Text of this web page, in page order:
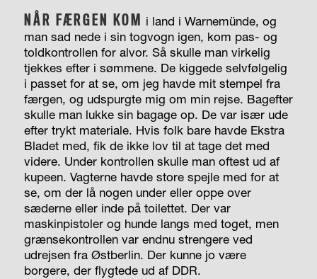
NÅR FÆRGEN KOM i land i Warne­münde, og
man sad nede i sin togvogn igen, kom pas- og
toldkontrollen for alvor. Så skulle man virkelig
tjekkes efter i sømmene. De kiggede selvfølgelig
i passet for at se, om jeg havde mit stempel fra
færgen, og udspurgte mig om min rejse. Bagefter
skulle man lukke sin bagage op. De var især ude
efter trykt materiale. Hvis folk bare havde Ekstra
Bladet med, fik de ikke lov til at tage det med
videre. Under kontrollen skulle man oftest ud af
kupeen. Vagterne havde store spejle med for at
se, om der lå nogen under eller oppe over
sæderne eller inde på toilettet. Der var
maskinpistoler og hunde langs med toget, men
grænsekontrollen var endnu strengere ved
udrejsen fra Østberlin. Der kunne jo være
borgere, der flygtede ud af DDR.